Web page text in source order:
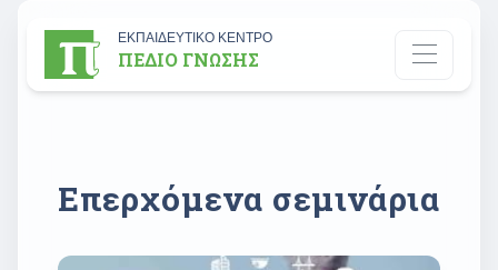
ΕΚΠΑΙΔΕΥΤΙΚΟ ΚΕΝΤΡΟ
ΠΕΔΙΟ ΓΝΩΣΗΣ
Επερχόμενα σεμινάρια